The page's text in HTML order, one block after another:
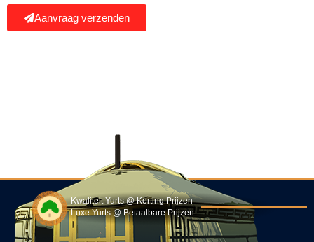
Aanvraag verzenden
Kwaliteit Yurts @ Korting Prijzen
Luxe Yurts @ Betaalbare Prijzen